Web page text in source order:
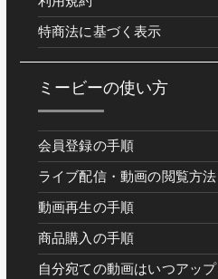
特商法に基づく表示
ミービーの使い方
会員登録の手順
ライブ配信・動画の閲覧方法
動画再生の手順
商品購入の手順
自分宛ての動画はいつアップ